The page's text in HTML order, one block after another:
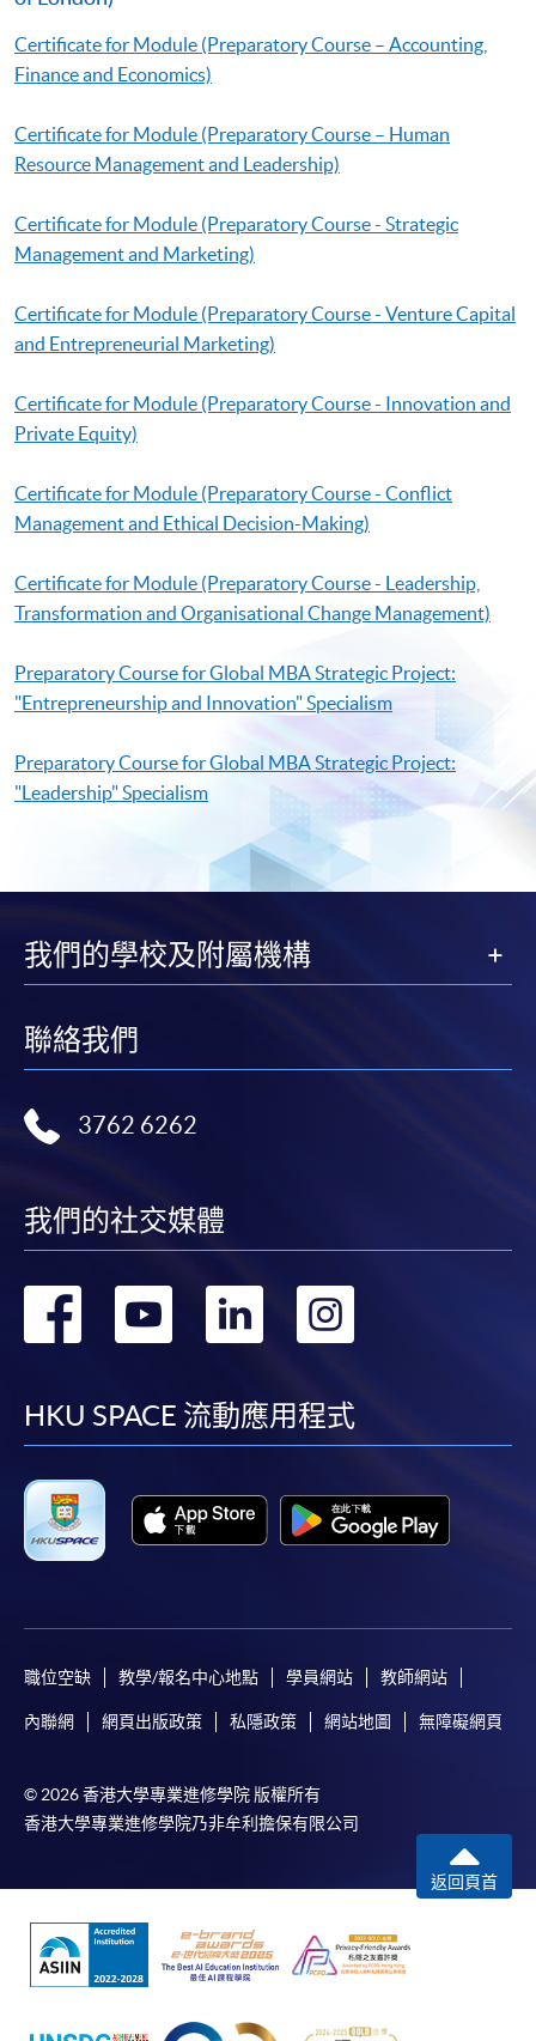
Certificate for Module (Preparatory Course – Accounting,
Finance and Economics)
Certificate for Module (Preparatory Course – Human
Resource Management and Leadership)
Certificate for Module (Preparatory Course - Strategic
Management and Marketing)
Certificate for Module (Preparatory Course - Venture Capital
and Entrepreneurial Marketing)
Certificate for Module (Preparatory Course - Innovation and
Private Equity)
Certificate for Module (Preparatory Course - Conflict
Management and Ethical Decision-Making)
Certificate for Module (Preparatory Course - Leadership,
Transformation and Organisational Change Management)
Preparatory Course for Global MBA Strategic Project:
"Entrepreneurship and Innovation" Specialism
Preparatory Course for Global MBA Strategic Project:
"Leadership" Specialism
我們的學校及附屬機構
聯絡我們
3762 6262
我們的社交媒體
轉
facebook
轉
youtube
轉
linkedin
轉
HKU SPACE 流動應用程式
職位空缺 教學/報名中心地點 學員網站 教師網站
內聯網 網頁出版政策 私隱政策 網站地圖 無障礙網頁
© 2026 香港大學專業進修學院 版權所有
香港大學專業進修學院乃非牟利擔保有限公司
返回頁首